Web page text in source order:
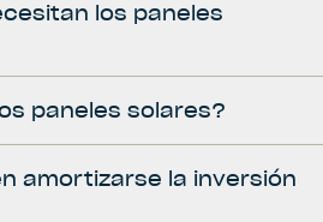
los paneles
paneles solares?
amortizarse la inversión